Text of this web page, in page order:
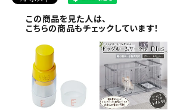
この商品を見た人は、
こちらの商品もチェックしています！